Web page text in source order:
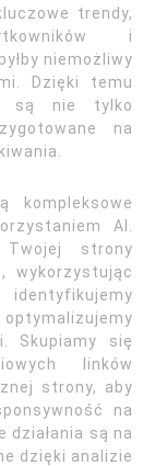
trendy,
i
niemożliwy
Dzięki temu
są nie tylko
na
kompleksowe
AI.
Twojej strony
wykorzystując
Skupiamy się
linków
strony, aby
na
są na
dzięki analizie